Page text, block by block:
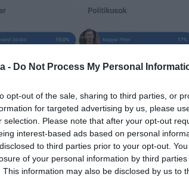
- Do Not Process My Personal
opt-out of the sale, sharing to third parties, or
for targeted advertising by us, please
selection. Please note that after your opt-out
interest-based ads based on personal
to third parties prior to your opt-out.
of your personal information by third parties
This information may also be disclosed by us to